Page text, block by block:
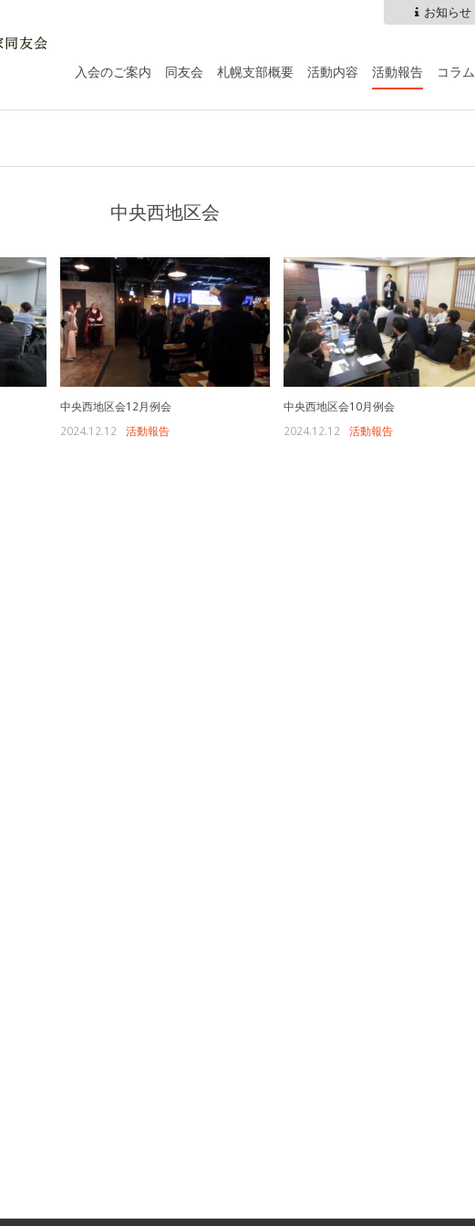
入会のご案内 同友会 札幌支部概要 活動内容 活動報告 コラム
お知らせ
中央西地区会
中央西地区会12月例会
2024.12.12
活動報告
中央西地区会10月例会
2024.12.12
活動報告